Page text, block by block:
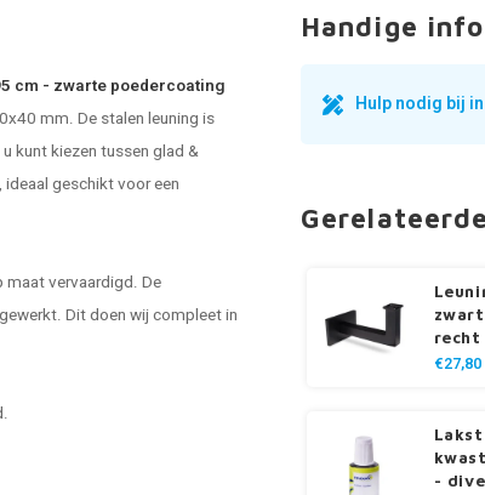
cm - zwarte poedercoating
mm. De stalen leuning is
kunt kiezen tussen glad &
geschikt voor een
maat vervaardigd. De
Dit doen wij compleet in
Handige info
Hulp nodig bij
recht
€27,80
-